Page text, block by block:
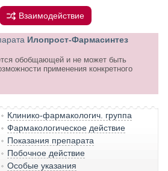
Взаимодействие
Илопрост-Фармасинтез
обобщающей и не может быть
применения конкретного
Клинико-фармакологич. группа
Фармакологическое действие
Показания препарата
Побочное действие
Особые указания